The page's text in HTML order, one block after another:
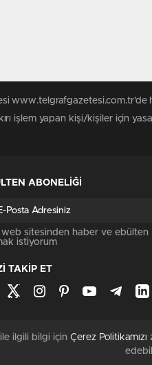
www.telgrafgazetesi.com.tr’de
işlem yapan kişi/kişiler için yasal
ABONELİĞİ
web sitesinden haber ve ebülten
istiyorum
TAKİP ET
ilgili bilgi için Çerez Politikamızı